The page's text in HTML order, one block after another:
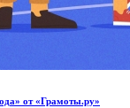
от «Грамоты.ру»